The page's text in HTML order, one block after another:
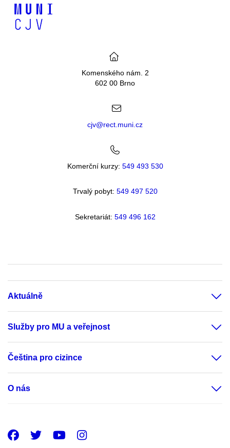
Komenského nám. 2
602 00 Brno
cjv@rect.muni.cz
Komerční kurzy: 549 493 530
Trvalý pobyt: 549 497 520
Sekretariát: 549 496 162
Aktuálně
Služby pro MU a veřejnost
Čeština pro cizince
O nás
Facebook
Twitter
Youtube
Instagram